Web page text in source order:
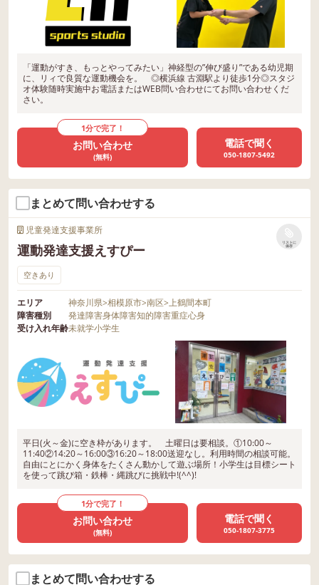
「運動がすき、もっとやってみたい」神経型の”伸び盛り”である幼児期
に、リィで良質な運動機会を。 ◎横浜線 古淵駅より徒歩1分◎スタジ
オ体験随時実施中お電話またはWEB問い合わせにてお問い合わせくだ
さい。
1分で完了！
お問い合わせ
(無料)
電話で聞く
050-1807-5492
まとめて問い合わせする
児童発達支援事業所
運動発達支援えすぴー
リストに
保存
空きあり
エリア 神奈川県>相模原市>南区>上鶴間本町
障害種別
発達障害身体障害知的障害重症心身
受け入れ年齢未就学小学生
平日(火～金)に空き枠があります。 土曜日は要相談。①10:00～
11:40②14:20～16:00③16:20～18:00送迎なし。利用時間の相談可能。
自由にとにかく身体をたくさん動かして遊ぶ場所！小学生は目標シート
を使って跳び箱・鉄棒・縄跳びに挑戦中!(^^)!
1分で完了！
お問い合わせ
(無料)
電話で聞く
050-1807-3775
まとめて問い合わせする